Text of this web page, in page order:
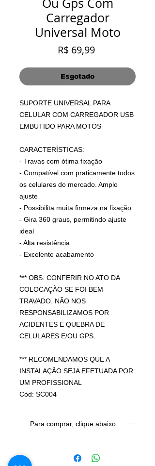
Carregador
Universal Moto
R$ 69,99Preço
Esgotado
SUPORTE UNIVERSAL PARA
CELULAR COM CARREGADOR USB
EMBUTIDO PARA MOTOS
CARACTERÍSTICAS:
- Travas com ótima fixação
- Compatível com praticamente todos
os celulares do mercado. Amplo
ajuste
- Possibilita muita firmeza na fixação
- Gira 360 graus, permitindo ajuste
ideal
- Alta resistência
- Excelente acabamento
*** OBS: CONFERIR NO ATO DA
COLOCAÇÃO SE FOI BEM
TRAVADO. NÃO NOS
RESPONSABILIZAMOS POR
ACIDENTES E QUEBRA DE
CELULARES E/OU GPS.
*** RECOMENDAMOS QUE A
INSTALAÇÃO SEJA EFETUADA POR
UM PROFISSIONAL
Cód: SC004
Para comprar, clique abaixo: